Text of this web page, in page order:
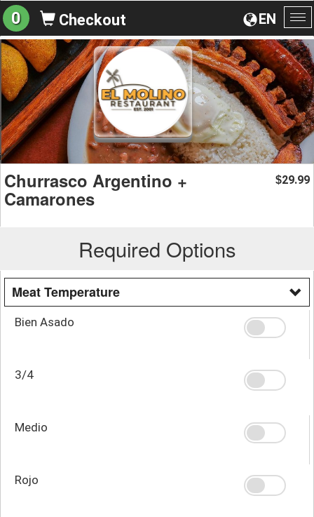
EN
0 Checkout
Churrasco Argentino +
Camarones
$29.99
Required Options
Meat Temperature
Bien Asado
3/4
Medio
Rojo